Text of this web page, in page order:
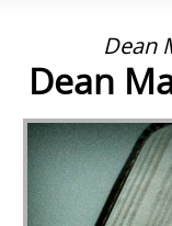
Dean
Dean